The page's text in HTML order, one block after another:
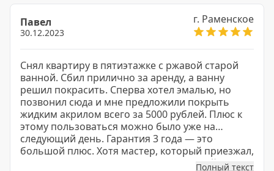
Павел
30.12.2023
г. Раменское
Снял квартиру в пятиэтажке с ржавой старой
ванной. Сбил прилично за аренду, а ванну
решил покрасить. Сперва хотел эмалью, но
позвонил сюда и мне предложили покрыть
жидким акрилом всего за 5000 рублей. Плюс к
этому пользоваться можно было уже на
следующий день. Гарантия 3 года — это
большой плюс. Хотя мастер, который приезжал,
заверил что за 10 лет как минимум с ней ничего
Полный текст